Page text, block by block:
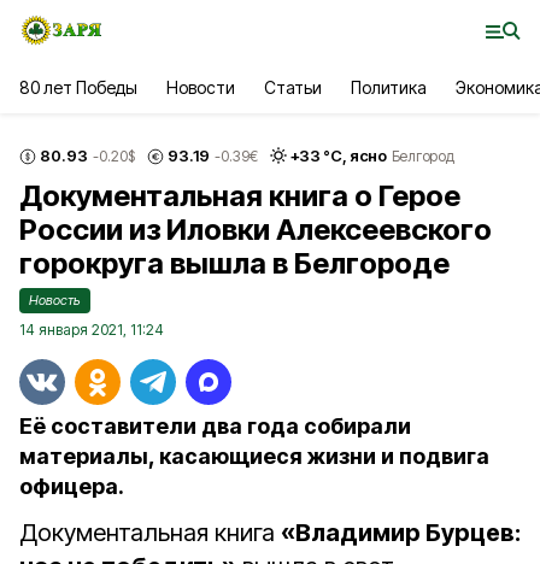
80 лет Победы Новости Статьи Политика
80.93 -0.20$ 93.19 -0.39€ +33 °С, ясно Белгород
Документальная книга о Герое
России из Иловки Алексеевского
горокруга вышла в Белгороде
Новость
14 января 2021, 11:24
Её составители два года собирали
материалы, касающиеся жизни и подвига
офицера.
Документальная книга «Владимир Бурцев: